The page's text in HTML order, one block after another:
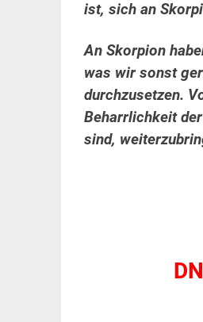
ist, sich an
An Skorpion
was wir sonst
durchzusetzen.
Beharrlichkeit
sind,